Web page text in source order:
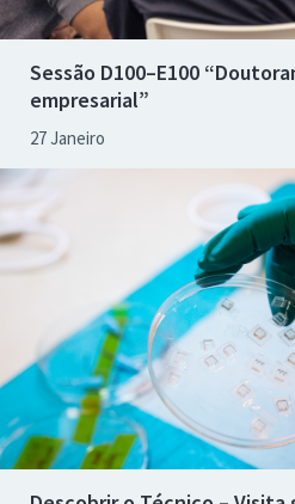
Sessão D100–E100
empresarial”
27 Janeiro